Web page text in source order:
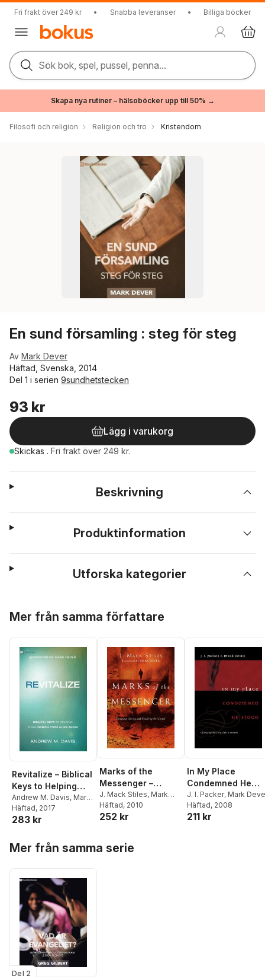
Fri frakt över 249 kr • Snabba leveranser • Billiga böcker
Sök bok, spel, pussel, penna...
Skapa nya rutiner – hälsoböcker upp till 50% →
Filosofi och religion Religion och tro Kristendom
En sund församling : steg för steg
Av Mark Dever
Häftad, Svenska, 2014
Del 1 i serien 9sundhetstecken
93 kr
Lägg i varukorg
Skickas . Fri frakt över 249 kr.
Beskrivning
Produktinformation
Utforska kategorier
Mer från samma författare
Revitalize – Biblical
Keys to Helping
Your Church Come
Alive Again
Andrew M. Davis, Mark
Dever
Häftad, 2017
283 kr
Marks of the
Messenger –
Knowing, Living
and Speaking the
Gospel
J. Mack Stiles, Mark
Dever
Häftad, 2010
252 kr
In My Place
Condemned He
Stood
J. I. Packer, Mark
Häftad, 2008
211 kr
Mer från samma serie
Del 2